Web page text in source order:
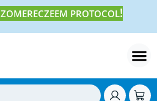
ZOMERECZEEM PROTOCOL!